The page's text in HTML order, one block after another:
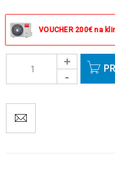
okrem víkendov a sviatkov.
VOUCHER 200€ na